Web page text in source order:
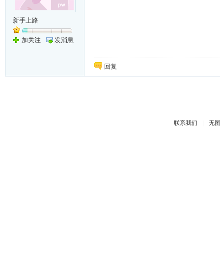
新手上路
加关注 发消息
回复
联系我们 | 无